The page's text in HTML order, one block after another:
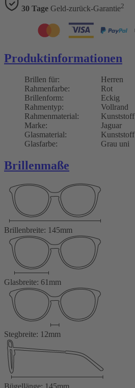
30 Tage Geld-zurück-Garantie2
Produktinformationen
Brillen für:
Herren
Rahmenfarbe:
Rot
Brillenform:
Eckig
Rahmentyp:
Vollrand
Rahmenmaterial:
Kunststoff
Marke:
Jaguar
Glasmaterial:
Kunststoff
Glasfarbe:
Grau uni
Brillenmaße
Brillenbreite: 145mm
Glasbreite: 61mm
Stegbreite: 12mm